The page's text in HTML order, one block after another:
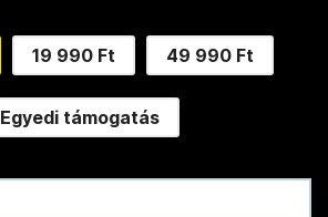
19 990 Ft 49 990 Ft
Egyedi támogatás